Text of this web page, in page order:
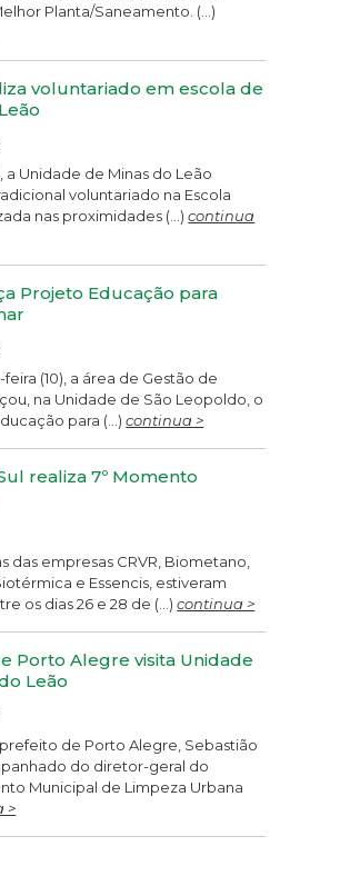
Planta/Saneamento. (...)
voluntariado em escola de
a Unidade de Minas do Leão
voluntariado na Escola
nas proximidades (...)continua
Projeto Educação para
(10), a área de Gestão de
na Unidade de São Leopoldo, o
para (...)continua >
realiza 7º Momento
das empresas CRVR, Biometano,
e Essencis, estiveram
os dias 26 e 28 de (...)continua >
Porto Alegre visita Unidade
Leão
prefeito de Porto Alegre, Sebastião
do diretor-geral do
Municipal de Limpeza Urbana
>